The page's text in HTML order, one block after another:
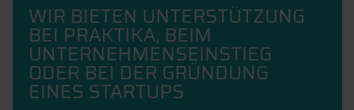
WIR BIETEN UNTERSTÜTZUNG
BEI PRAKTIKA, BEIM
UNTERNEHMENSEINSTIEG
ODER BEI DER GRÜNDUNG
EINES STARTUPS